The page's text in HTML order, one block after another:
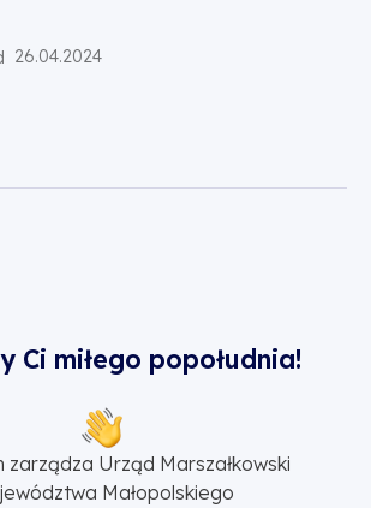
26.04.2024
Ci miłego popołudnia!
zarządza Urząd Marszałkowski
Małopolskiego